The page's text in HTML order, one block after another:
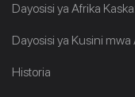
Dayosisi ya Afrika
Dayosisi ya Kusini mwa
Historia